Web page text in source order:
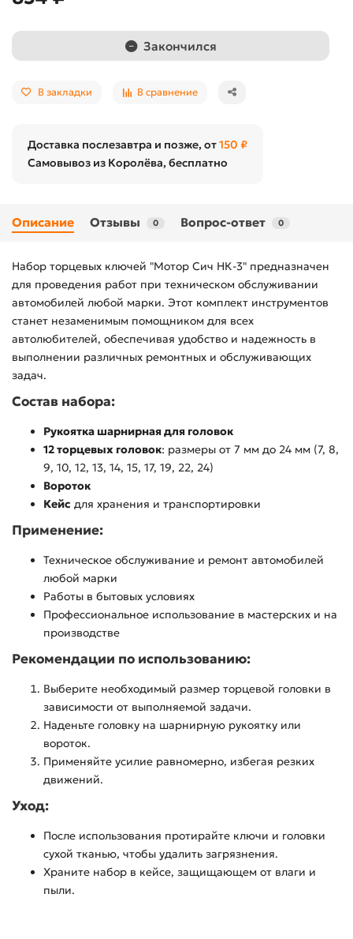
Закончился
В закладки В сравнение
Доставка послезавтра и позже, от150 ₽
Самовывоз из Королёва, бесплатно
Описание Отзывы 0 Вопрос-ответ 0
Набор торцевых ключей "Мотор Сич НК-3" предназначен
для проведения работ при техническом обслуживании
автомобилей любой марки. Этот комплект инструментов
станет незаменимым помощником для всех
автолюбителей, обеспечивая удобство и надежность в
выполнении различных ремонтных и обслуживающих
задач.
Состав набора:
Рукоятка шарнирная для головок
12 торцевых головок: размеры от 7 мм до 24 мм (7, 8,
9, 10, 12, 13, 14, 15, 17, 19, 22, 24)
Вороток
Кейс для хранения и транспортировки
Применение:
Техническое обслуживание и ремонт автомобилей
любой марки
Работы в бытовых условиях
Профессиональное использование в мастерских и на
производстве
Рекомендации по использованию:
Выберите необходимый размер торцевой головки в
зависимости от выполняемой задачи.
Наденьте головку на шарнирную рукоятку или
вороток.
Применяйте усилие равномерно, избегая резких
движений.
Уход:
После использования протирайте ключи и головки
сухой тканью, чтобы удалить загрязнения.
Храните набор в кейсе, защищающем от влаги и
пыли.